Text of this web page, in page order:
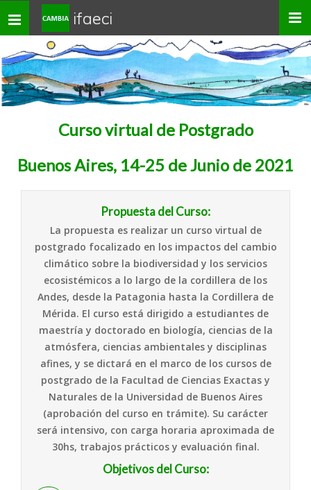
Toggle
navigation
ifaeci
Curso virtual de Postgrado
Buenos Aires, 14-25 de Junio de 2021
Propuesta del Curso:
La propuesta es realizar un curso virtual de
postgrado focalizado en los impactos del cambio
climático sobre la biodiversidad y los servicios
ecosistémicos a lo largo de la cordillera de los
Andes, desde la Patagonia hasta la Cordillera de
Mérida. El curso está dirigido a estudiantes de
maestría y doctorado en biología, ciencias de la
atmósfera, ciencias ambientales y disciplinas
afines, y se dictará en el marco de los cursos de
postgrado de la Facultad de Ciencias Exactas y
Naturales de la Universidad de Buenos Aires
(aprobación del curso en trámite). Su carácter
será intensivo, con carga horaria aproximada de
30hs, trabajos prácticos y evaluación final.
Objetivos del Curso: